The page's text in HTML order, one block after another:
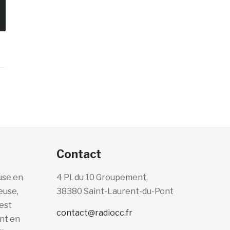
en
en
Contact
4 Pl. du 10 Groupement,
38380 Saint-Laurent-du-Pont
contact@radiocc.fr